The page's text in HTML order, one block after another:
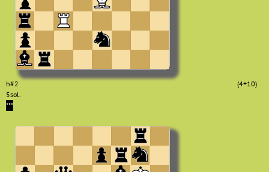
h#2
(4+10)
5sol.
***